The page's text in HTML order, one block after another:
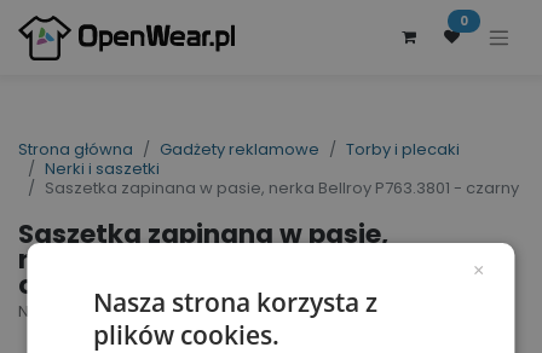
0
Strona główna Gadżety reklamowe
Torby i plecaki
Nerki i saszetki
Saszetka zapinana w pasie, nerka Bellroy P763.3801 - czarny
Saszetka zapinana w pasie,
nerka Bellroy P763.3801 -
czarny
Nr artykułu dostawcy: P763.3801 | ID : 36851
×
Nasza strona korzysta z
plików cookies.